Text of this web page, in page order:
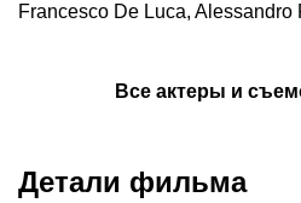
Francesco De Luca, Alessandro
Все актеры и
Детали фильма